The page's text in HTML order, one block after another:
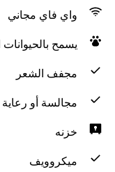
واي فاي مجاني
يسمح
مجفف الشعر
مجالسة أو
خزنه
ميكروويف